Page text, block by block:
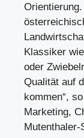
Klassiker
oder
Qualität auf
kommen“,
Marketing,
Mutenthaler-